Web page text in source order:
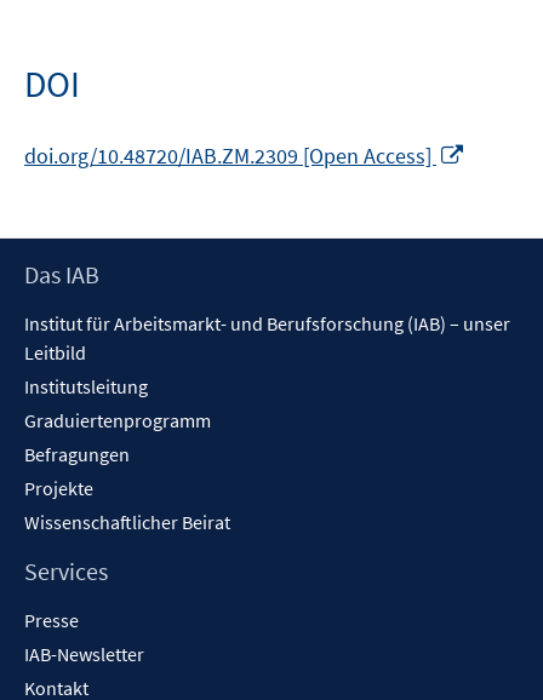
DOI
doi.org/10.48720/IAB.ZM.2309 [Open Access]
öffnen
Footer
Das IAB
Institut für Arbeitsmarkt- und Berufsforschung (IAB) – unser
Leitbild
Institutsleitung
Graduiertenprogramm
Befragungen
Projekte
Wissenschaftlicher Beirat
Services
Presse
IAB-Newsletter
Kontakt